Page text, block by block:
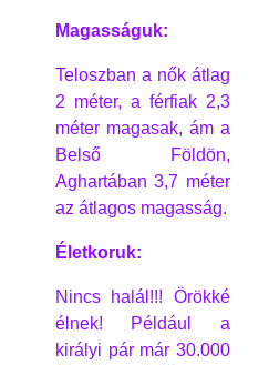
Magasságuk:
Teloszban a nők átlag
2 méter, a férfiak 2,3
méter magasak, ám a
Belső Földön,
Aghartában 3,7 méter
az átlagos magasság.
Életkoruk:
Nincs halál!!! Örökké
élnek! Például a
királyi pár már 30.000